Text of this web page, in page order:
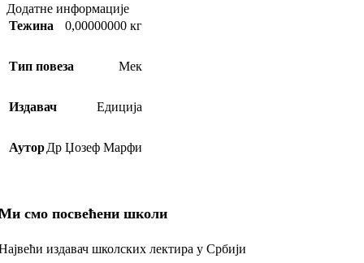
Додатне информације
Тежина
0,00000000 кг
Тип повеза Мек
Издавач Едиција
АуторДр Џозеф Марфи
смо посвећени школи
издавач школских лектира у Србији